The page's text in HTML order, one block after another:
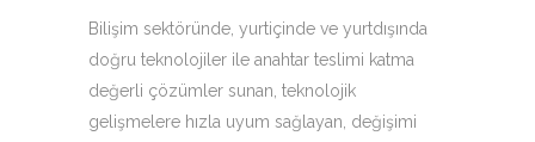
Bilişim sektöründe, yurtiçinde ve yurtdışında
doğru teknolojiler ile anahtar teslimi katma
değerli çözümler sunan, teknolojik
gelişmelere hızla uyum sağlayan, değişimi